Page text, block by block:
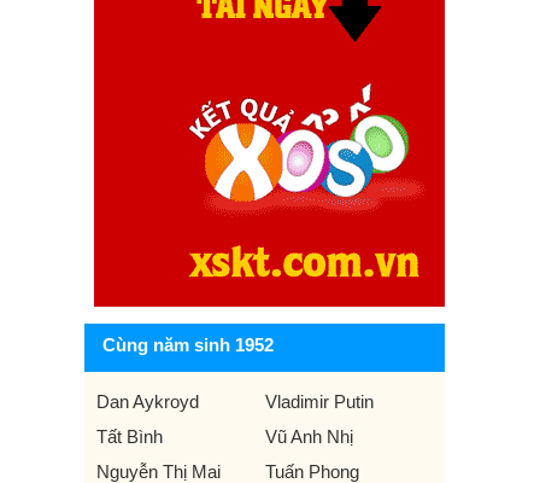
Cùng năm sinh 1952
Dan Aykroyd
Vladimir Putin
Tất Bình
Vũ Anh Nhị
Nguyễn Thị Mai
Tuấn Phong